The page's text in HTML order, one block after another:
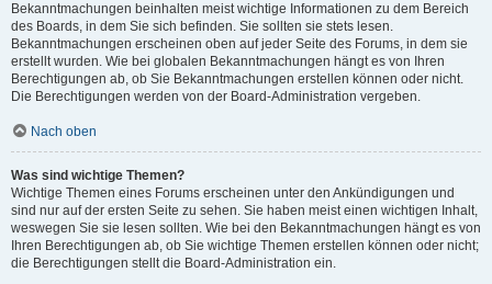
Bekanntmachungen beinhalten meist wichtige Informationen zu dem Bereich
des Boards, in dem Sie sich befinden. Sie sollten sie stets lesen.
Bekanntmachungen erscheinen oben auf jeder Seite des Forums, in dem sie
erstellt wurden. Wie bei globalen Bekanntmachungen hängt es von Ihren
Berechtigungen ab, ob Sie Bekanntmachungen erstellen können oder nicht.
Die Berechtigungen werden von der Board-Administration vergeben.
Nach oben
Was sind wichtige Themen?
Wichtige Themen eines Forums erscheinen unter den Ankündigungen und
sind nur auf der ersten Seite zu sehen. Sie haben meist einen wichtigen Inhalt,
weswegen Sie sie lesen sollten. Wie bei den Bekanntmachungen hängt es von
Ihren Berechtigungen ab, ob Sie wichtige Themen erstellen können oder nicht;
die Berechtigungen stellt die Board-Administration ein.